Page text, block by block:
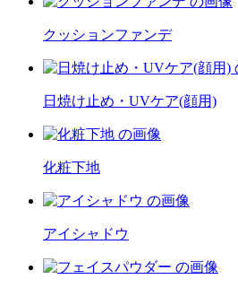
クッションファンデ
日焼け止め・UVケア(顔用)
化粧下地
アイシャドウ